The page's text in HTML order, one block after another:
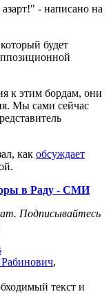
- написано на
будет
к этим бордам, они
Мы сами сейчас
как обсуждает
в Раду - СМИ
Подписывайтесь
,
текст и